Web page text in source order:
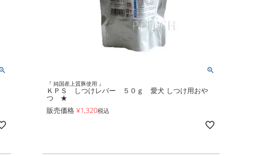
『 純国産上質豚使用 』
ＫＰＳ しつけレバー ５０ｇ 愛犬 しつけ用おや
つ ★
販売価格 ¥1,320税込